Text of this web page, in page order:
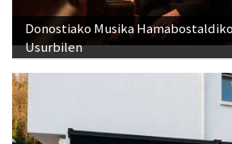
Donostiako Musika
Usurbilen